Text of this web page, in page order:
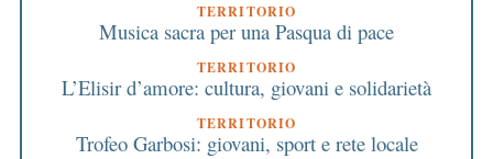
TERRITORIO
Musica sacra per una Pasqua di pace
TERRITORIO
L’Elisir d’amore: cultura, giovani e solidarietà
TERRITORIO
Trofeo Garbosi: giovani, sport e rete locale